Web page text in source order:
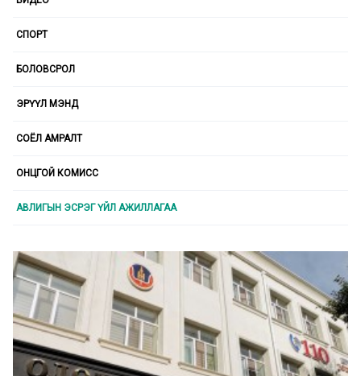
СПОРТ
БОЛОВСРОЛ
ЭРҮҮЛ МЭНД
СОЁЛ АМРАЛТ
ОНЦГОЙ КОМИСС
АВЛИГЫН ЭСРЭГ ҮЙЛ АЖИЛЛАГАА